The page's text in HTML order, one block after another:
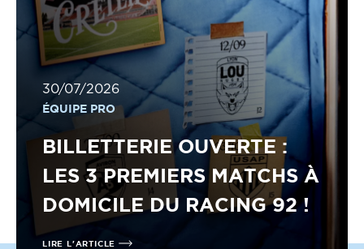
30/07/2026
ÉQUIPE PRO
BILLETTERIE OUVERTE :
LES 3 PREMIERS MATCHS À
DOMICILE DU RACING 92 !
LIRE L'ARTICLE